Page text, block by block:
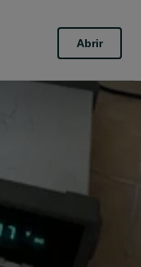
Abrir